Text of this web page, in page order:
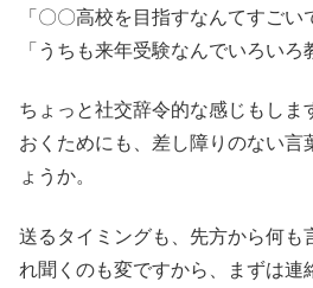
「〇〇高校を目指すなんてすごい
「うちも来年受験なんでいろいろ
ちょっと社交辞令的な感じもしま
おくためにも、差し障りのない言
ょうか。
送るタイミングも、先方から何も
れ聞くのも変ですから、まずは連